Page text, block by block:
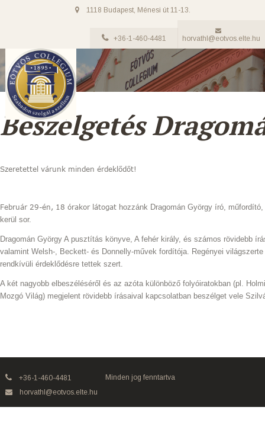
1118 Budapest, Ménesi út 11-13.
+36-1-460-4481 horvathl@eotvos.elte.hu
Beszélgetés
Szeretettel várunk minden érdeklődőt!
Február 29-én, 18 órakor látogat hozzánk Dragomán György író,
kerül sor.
Dragomán György A pusztítás könyve, A fehér király, és számos rövidebb
valamint Welsh-, Beckett- és Donnelly-művek fordítója. Regényei
rendkívüli érdeklődésre tettek szert.
A két nagyobb elbeszéléséről és az azóta különböző folyóiratokban (pl.
Mozgó Világ) megjelent rövidebb írásaival kapcsolatban beszélget vele
+36-1-460-4481
horvathl@eotvos.elte.hu
Minden jog fenntartva